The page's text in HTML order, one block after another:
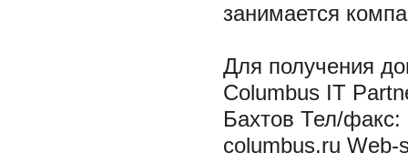
занимается
Для получения
Columbus IT
Бахтов Тел/факс:
columbus.ru Web-